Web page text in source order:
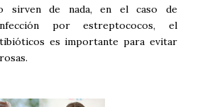
sirven de nada, en el caso de
por estreptococos, el
es importante para evitar